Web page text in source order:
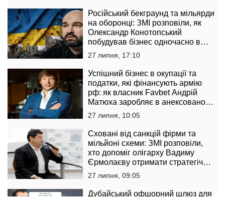
Російський бекграунд та мільярди
на оборонці: ЗМІ розповіли, як
Олександр Конотопський
побудував бізнес одночасно в
Україні та РФ
27 липня, 17:10
Успішний бізнес в окупації та
податки, які фінансують армію
рф: як власник Favbet Андрій
Матюха заробляє в анексованому
Криму та на Луганщині
27 липня, 10:05
Сховані від санкцій фірми та
мільйоні схеми: ЗМІ розповіли,
хто допоміг олігарху Вадиму
Єрмолаєву отримати стратегічну
держземлю в обхід РНБО
27 липня, 09:05
Дубайський офшорний шлюз для